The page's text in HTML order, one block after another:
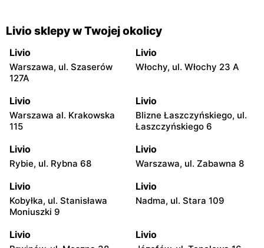
Livio sklepy w Twojej okolicy
Livio
Warszawa, ul. Szaserów
127A
Livio
Włochy, ul. Włochy 23 A
Livio
Warszawa al. Krakowska
115
Livio
Blizne Łaszczyńskiego, ul.
Łaszczyńskiego 6
Livio
Rybie, ul. Rybna 68
Livio
Warszawa, ul. Zabawna 8
Livio
Kobyłka, ul. Stanisława
Moniuszki 9
Livio
Nadma, ul. Stara 109
Livio Livio